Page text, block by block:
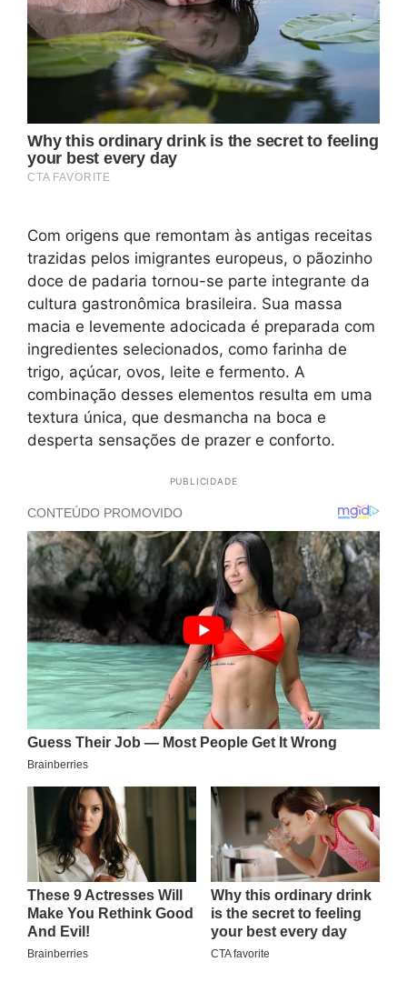
Com origens que remontam às antigas receitas
trazidas pelos imigrantes europeus, o pãozinho
doce de padaria tornou-se parte integrante da
cultura gastronômica brasileira. Sua massa
macia e levemente adocicada é preparada com
ingredientes selecionados, como farinha de
trigo, açúcar, ovos, leite e fermento. A
combinação desses elementos resulta em uma
textura única, que desmancha na boca e
desperta sensações de prazer e conforto.
PUBLICIDADE